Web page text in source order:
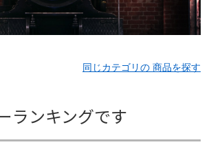
同じカテゴリの 商品を探す
ランキングです